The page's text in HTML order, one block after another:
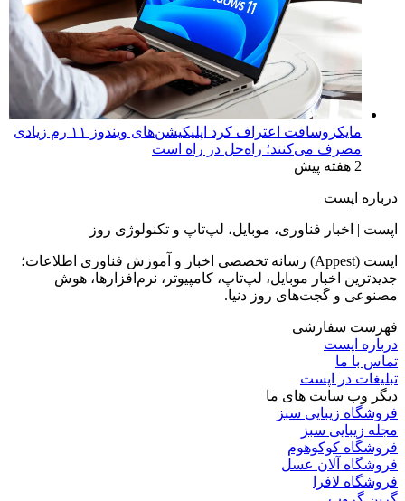
مایکروسافت اعتراف کرد اپلیکیشن‌های ویندوز ۱۱ رم زیادی
مصرف می‌کنند؛ راه‌حل در راه است
2 هفته پیش
درباره اپست
اپست | اخبار فناوری، موبایل، لپ‌تاپ و تکنولوژی روز
اپست (Appest) رسانه تخصصی اخبار و آموزش فناوری اطلاعات؛
جدیدترین اخبار موبایل، لپ‌تاپ، کامپیوتر، نرم‌افزارها، هوش
مصنوعی و گجت‌های روز دنیا.
فهرست سفارشی
درباره اپست
تماس با ما
تبلیغات در اپست
دیگر وب سایت های ما
فروشگاه زیبایی سبز
مجله زیبایی سبز
فروشگاه کوکوهوم
فروشگاه آلان عسل
فروشگاه لافرا